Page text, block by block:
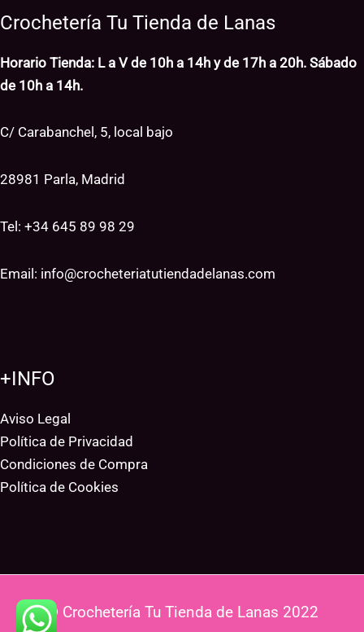
Crochetería Tu Tienda de Lanas
Horario Tienda: L a V de 10h a 14h y de 17h a 20h. Sábado
de 10h a 14h.
C/ Carabanchel, 5, local bajo
28981 Parla, Madrid
Tel: +34 645 89 98 29
Email: info@crocheteriatutiendadelanas.com
+INFO
Aviso Legal
Política de Privacidad
Condiciones de Compra
Política de Cookies
© Crochetería Tu Tienda de Lanas 2022